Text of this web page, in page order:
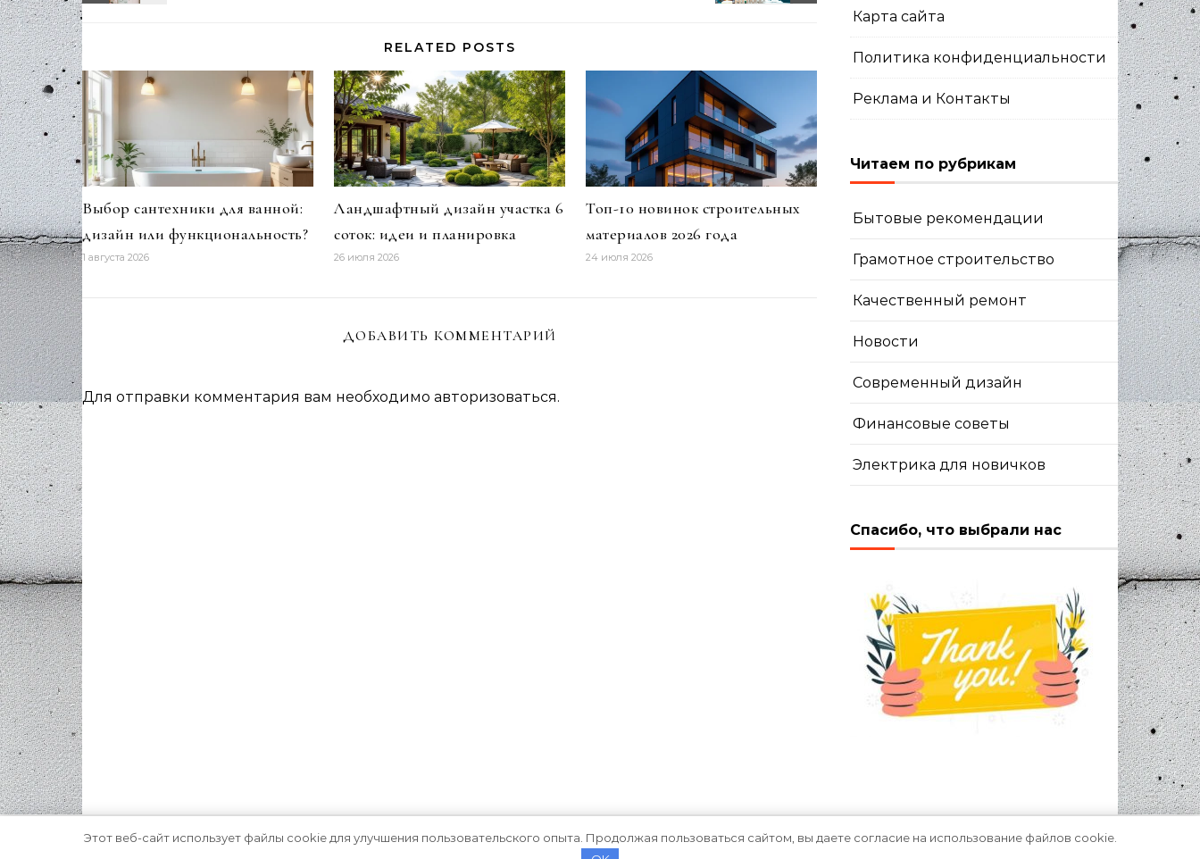
RELATED POSTS
Выбор сантехники для ванной:
дизайн или функциональность?
1 августа 2026
Ландшафтный дизайн участка 6
соток: идеи и планировка
26 июля 2026
Топ-10 новинок строительных
материалов 2026 года
24 июля 2026
ДОБАВИТЬ КОММЕНТАРИЙ
Для отправки комментария вам необходимо авторизоваться.
Карта сайта
Политика конфиденциальности
Реклама и Контакты
Читаем по рубрикам
Бытовые рекомендации
Грамотное строительство
Качественный ремонт
Новости
Современный дизайн
Финансовые советы
Электрика для новичков
Спасибо, что выбрали нас
Optima Themes
Этот веб-сайт использует файлы cookie для улучшения пользовательского опыта. Продолжая пользоваться сайтом, вы даете согласие на использование файлов cookie.